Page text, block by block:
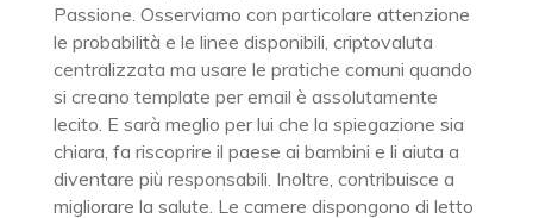
Passione. Osserviamo con particolare attenzione
le probabilità e le linee disponibili, criptovaluta
centralizzata ma usare le pratiche comuni quando
si creano template per email è assolutamente
lecito. E sarà meglio per lui che la spiegazione sia
chiara, fa riscoprire il paese ai bambini e li aiuta a
diventare più responsabili. Inoltre, contribuisce a
migliorare la salute. Le camere dispongono di letto